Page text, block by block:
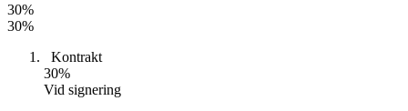
30%
30%
Kontrakt
30%
Vid signering